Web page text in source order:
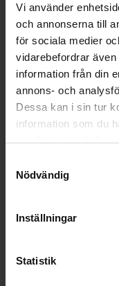
Vi använder
och annonserna till
för sociala medier
vidarebefordrar
information från din
annons- och
Dessa kan i sin tur
information som du
samlat in när du har
Nödvändig
Inställningar
Statistik